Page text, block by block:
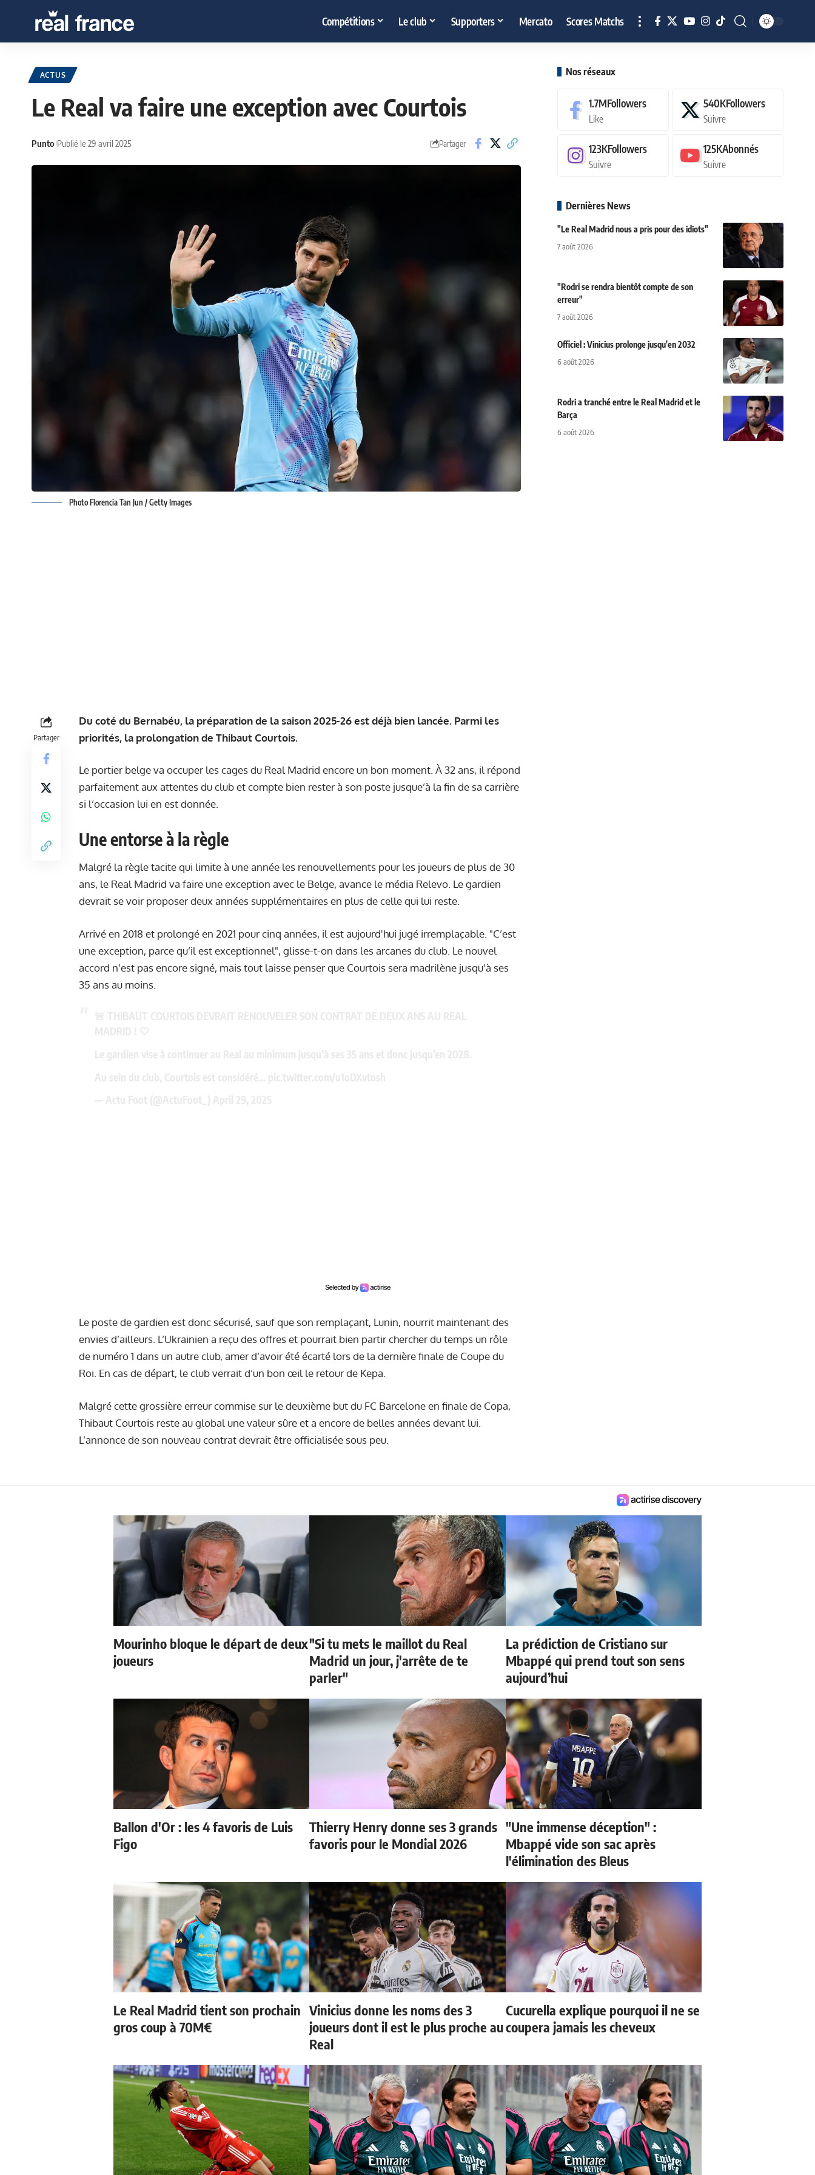
Compétitions Le club Supporters Mercato Scores Matchs
ACTUS
Le Real va faire une exception avec Courtois
Punto Publié le 29 avril 2025 Partager
Photo Florencia Tan Jun / Getty Images
Partager
Du coté du Bernabéu, la préparation de la saison 2025-26 est déjà bien lancée. Parmi les
priorités, la prolongation de Thibaut Courtois.
Le portier belge va occuper les cages du Real Madrid encore un bon moment. À 32 ans, il répond
parfaitement aux attentes du club et compte bien rester à son poste jusque’à la fin de sa carrière
si l’occasion lui en est donnée.
Une entorse à la règle
Malgré la règle tacite qui limite à une année les renouvellements pour les joueurs de plus de 30
ans, le Real Madrid va faire une exception avec le Belge, avance le média Relevo. Le gardien
devrait se voir proposer deux années supplémentaires en plus de celle qui lui reste.
Arrivé en 2018 et prolongé en 2021 pour cinq années, il est aujourd'hui jugé irremplaçable. "C’est
une exception, parce qu’il est exceptionnel", glisse-t-on dans les arcanes du club. Le nouvel
accord n’est pas encore signé, mais tout laisse penser que Courtois sera madrilène jusqu’à ses
35 ans au moins.
Le poste de gardien est donc sécurisé, sauf que son remplaçant, Lunin, nourrit maintenant des
envies d’ailleurs. L’Ukrainien a reçu des offreset pourrait bien partir chercher du temps un rôle
de numéro 1 dans un autre club, amer d’avoir été écarté lors de la dernière finale de Coupe du
Roi. En cas de départ, le club verrait d’un bon œil le retour de Kepa.
Malgré cette grossière erreur commise sur le deuxième but du FC Barcelone en finale de Copa,
Thibaut Courtois reste au global une valeur sûre et a encore de belles années devant lui.
L’annonce de son nouveau contrat devrait être officialisée sous peu.
Nos réseaux
1.7MFollowers
Like
540KFollowers
Suivre
123KFollowers
Suivre
125KAbonnés
Suivre
Dernières News
"Le Real Madrid nous a pris pour des idiots"
7 août 2026
"Rodri se rendra bientôt compte de son
erreur"
7 août 2026
Officiel : Vinicius prolonge jusqu'en 2032
6 août 2026
Rodri a tranché entre le Real Madrid et le
Barça
6 août 2026
Mourinho bloque le départ de deux
joueurs
"Si tu mets le maillot du Real
Madrid un jour, j'arrête de te
parler"
La prédiction de Cristiano sur
Mbappé qui prend tout son sens
aujourd’hui
Ballon d'Or : les 4 favoris de Luis
Figo
Thierry Henry donne ses 3 grands
favoris pour le Mondial 2026
"Une immense déception" :
Mbappé vide son sac après
l'élimination des Bleus
Le Real Madrid tient son prochain
gros coup à 70M€
Vinicius donne les noms des 3
joueurs dont il est le plus proche au
Real
Cucurella explique pourquoi il ne se
coupera jamais les cheveux